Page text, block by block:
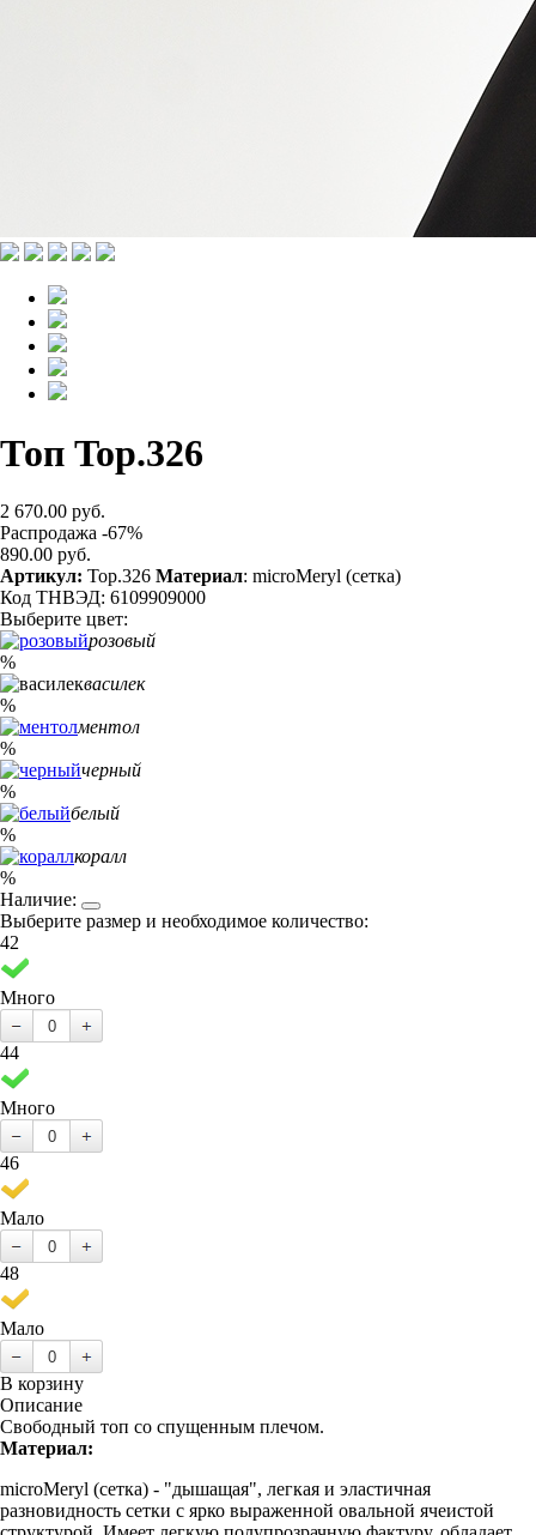
Топ Top.326
2 670.00 руб.
Распродажа -67%
890.00 руб.
Артикул: Top.326 Материал: microMeryl (сетка)
Код ТНВЭД: 6109909000
Выберите цвет:
розовый
%
василек
%
ментол
%
черный
%
белый
%
коралл
%
Наличие:
Выберите размер и необходимое количество:
42
Много
44
Много
46
Мало
48
Мало
В корзину
Описание
Свободный топ со спущенным плечом.
Материал:
microMeryl (сетка) - "дышащая", легкая и эластичная
разновидность сетки с ярко выраженной овальной ячеистой